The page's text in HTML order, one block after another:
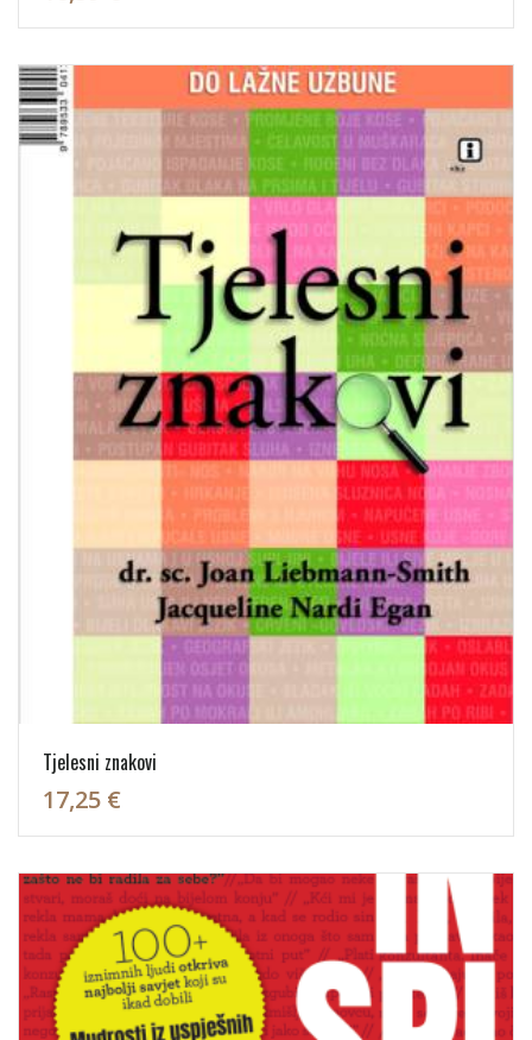
Tjelesni znakovi
17,25 €